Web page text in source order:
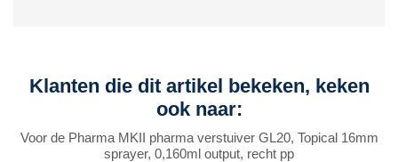
Klanten die dit artikel bekeken, keken
ook naar:
Voor de Pharma MKII pharma verstuiver GL20, Topical 16mm
sprayer, 0,160ml output, recht pp